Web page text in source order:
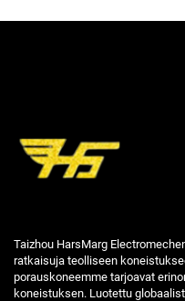
Taizhou HarsMarg
ratkaisuja teolliseen
porauskoneemme tarjoavat
koneistuksen. Luotettu